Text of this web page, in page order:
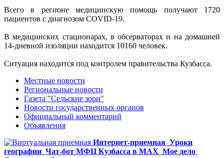
Всего в регионе медицинскую помощь получают 1720
пациентов с диагнозом COVID-19.
В медицинских стационарах, в обсерваторах и на домашней
14-дневной изоляции находится 10160 человек.
Ситуация находится под контролем правительства Кузбасса.
Местные новости
Региональные новости
Газета "Сельские зори"
Новости государственных органов
Официальный комментарий
Объявления
Интернет-приемная Уроки
географии Чат-бот МФЦ Кузбасса в MAX Мое дело